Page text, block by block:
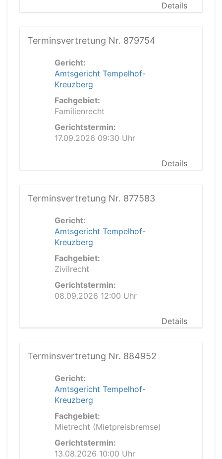
Details
Terminsvertretung Nr. 879754
Gericht:
Amtsgericht Tempelhof-
Kreuzberg
Fachgebiet:
Familienrecht
Gerichtstermin:
17.09.2026 09:30 Uhr
Details
Terminsvertretung Nr. 877583
Gericht:
Amtsgericht Tempelhof-
Kreuzberg
Fachgebiet:
Zivilrecht
Gerichtstermin:
08.09.2026 12:00 Uhr
Details
Terminsvertretung Nr. 884952
Gericht:
Amtsgericht Tempelhof-
Kreuzberg
Fachgebiet:
Mietrecht (Mietpreisbremse)
Gerichtstermin:
13.08.2026 10:00 Uhr